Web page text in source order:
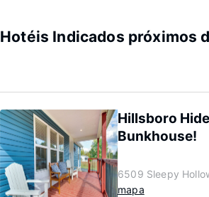
Hotéis Indicados próximos
Hillsboro
Bunkhouse!
6509 Sleepy
mapa